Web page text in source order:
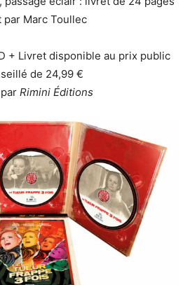
par Marc Toullec
+ Livret disponible au prix public
de 24,99 €
Rimini Éditions